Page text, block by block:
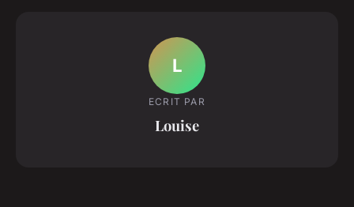
L
ECRIT PAR
Louise